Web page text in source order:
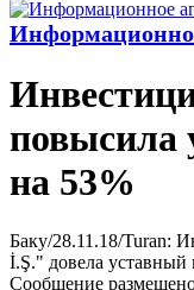
повысила
на 53%
Баку/28.11.18/Turan:
İ.Ş." довела уставный
Сообщение размещено